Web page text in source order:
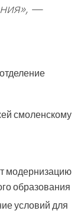
—
смоленскому
модернизацию
образования
условий для